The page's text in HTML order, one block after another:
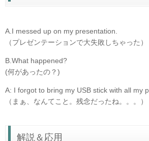
A.I messed up on my presentation.
（プレゼンテーションで大失敗しちゃった）
B.What happened?
(何があったの？)
A: I forgot to bring my USB stick with all my
（まぁ、なんてこと。残念だったね。。。）
解説＆応用